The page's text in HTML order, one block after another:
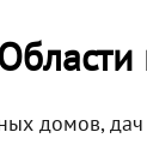
домов,